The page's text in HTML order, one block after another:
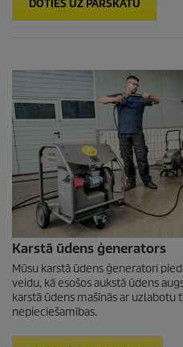
DOTIES UZ PĀRSKATU
Karstā ūdens ģenerators
Mūsu karstā ūdens ģeneratori
veidu, kā esošos aukstā ūdens
karstā ūdens mašīnās ar uzlabotu
nepieciešamības.